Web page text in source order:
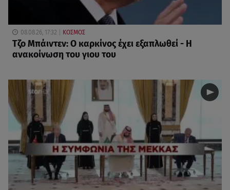
08.08.26, 17:32 ΚΟΣΜΟΣ
Τζο Μπάιντεν: Ο καρκίνος έχει εξαπλωθεί - Η
ανακοίνωση του γιου του